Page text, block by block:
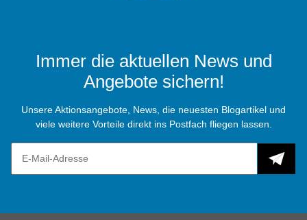
Immer die aktuellen News und
Angebote sichern!
Unsere Aktionsangebote, News, die neuesten Blogartikel und
viele weitere Vorteile direkt ins Postfach fliegen lassen.